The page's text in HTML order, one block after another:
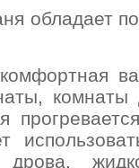
обладает